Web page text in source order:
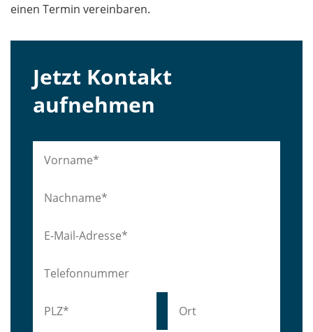
einen Termin vereinbaren.
Jetzt Kontakt
aufnehmen